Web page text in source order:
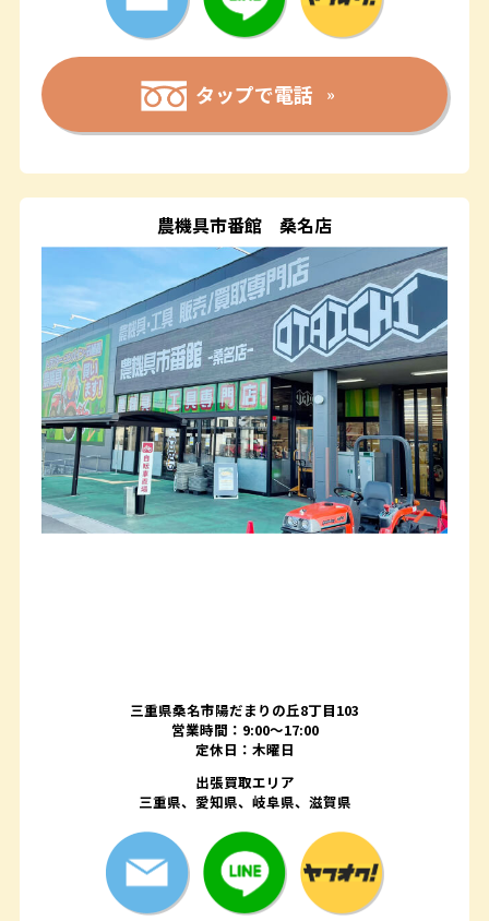
タップで電話
農機具市番館 桑名店
三重県桑名市陽だまりの丘8丁目103
営業時間：9:00〜17:00
定休日：木曜日
出張買取エリア
三重県、愛知県、岐阜県、滋賀県